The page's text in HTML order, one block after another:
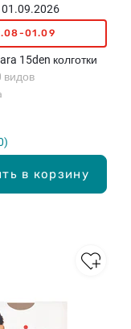
в корзину
01.09
15den колготки
видов